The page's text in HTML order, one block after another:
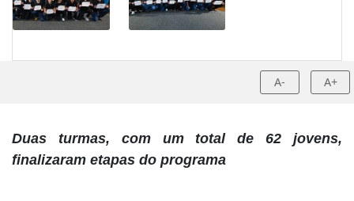
A- A+
Duas turmas, com um total de 62 jovens,
finalizaram etapas do programa